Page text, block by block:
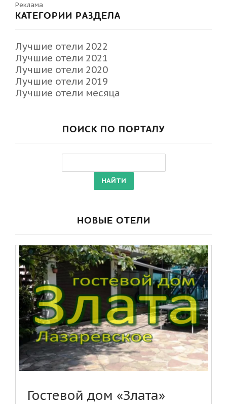
Реклама
КАТЕГОРИИ РАЗДЕЛА
Лучшие отели 2022
Лучшие отели 2021
Лучшие отели 2020
Лучшие отели 2019
Лучшие отели месяца
ПОИСК ПО ПОРТАЛУ
НОВЫЕ ОТЕЛИ
Гостевой дом «Злата»